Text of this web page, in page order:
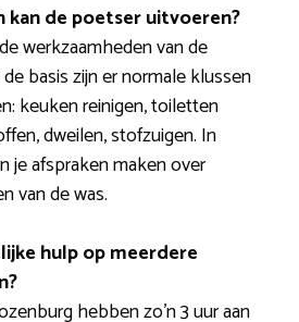
de poetser uitvoeren?
werkzaamheden van de
basis zijn er normale klussen
keuken reinigen, toiletten
dweilen, stofzuigen. In
je afspraken maken over
van de was.
hulp op meerdere
hebben zo’n 3 uur aan